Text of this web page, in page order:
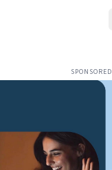
SPONSORED